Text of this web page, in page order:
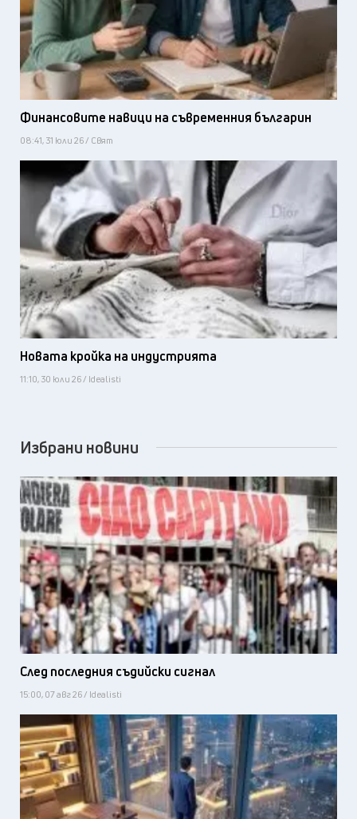
Финансовите навици на съвременния българин
08:41, 31 юли 26 / Свят
Новата кройка на индустрията
11:10, 30 юли 26 / Idealisti
Избрани новини
След последния съдийски сигнал
15:00, 07 авг 26 / Idealisti